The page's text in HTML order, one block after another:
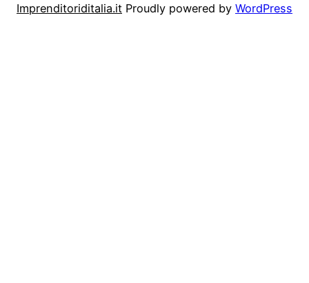
Imprenditoriditalia.it Proudly powered by WordPress